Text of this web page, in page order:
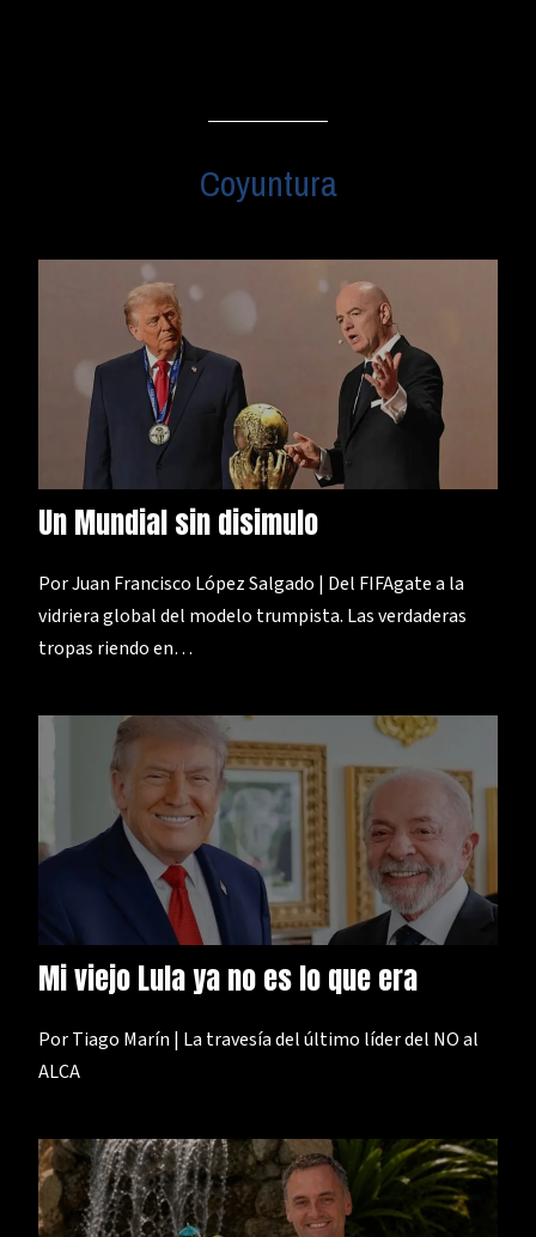
Coyuntura
Un Mundial sin disimulo
Por Juan Francisco López Salgado | Del FIFAgate a la
vidriera global del modelo trumpista. Las verdaderas
tropas riendo en…
Mi viejo Lula ya no es lo que era
Por Tiago Marín | La travesía del último líder del NO al
ALCA